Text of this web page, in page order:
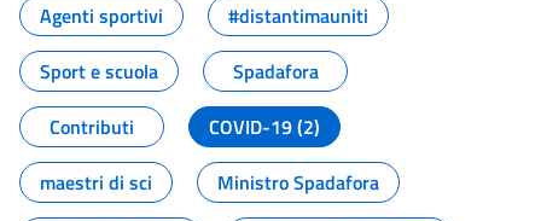
Agenti sportivi
#distantimauniti
Sport e scuola
Spadafora
Contributi
COVID-19 (2)
maestri di sci
Ministro Spadafora